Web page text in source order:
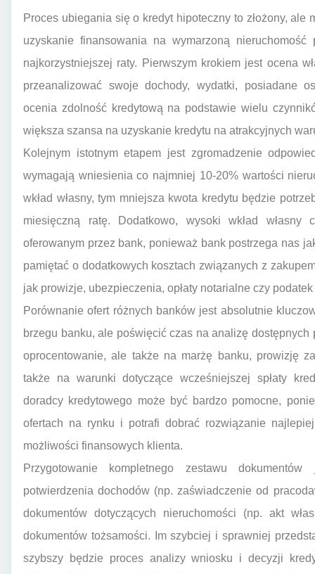
Proces ubiegania się o kredyt hipoteczny to złożony,
uzyskanie finansowania na wymarzoną
najkorzystniejszej raty. Pierwszym krokiem jest ocena
przeanalizować swoje dochody, wydatki, posiadane
ocenia zdolność kredytową na podstawie wielu
większa szansa na uzyskanie kredytu na atrakcyjnych
Kolejnym istotnym etapem jest zgromadzenie
wymagają wniesienia co najmniej 10-20% wartości
wkład własny, tym mniejsza kwota kredytu będzie
miesięczną ratę. Dodatkowo, wysoki wkład własny
oferowanym przez bank, ponieważ bank postrzega nas
pamiętać o dodatkowych kosztach związanych z
jak prowizje, ubezpieczenia, opłaty notarialne czy
Porównanie ofert różnych banków jest absolutnie
brzegu banku, ale poświęcić czas na analizę
oprocentowanie, ale także na marżę banku, prowizję
także na warunki dotyczące wcześniejszej spłaty
doradcy kredytowego może być bardzo pomocne,
ofertach na rynku i potrafi dobrać rozwiązanie
możliwości finansowych klienta.
Przygotowanie kompletnego zestawu
potwierdzenia dochodów (np. zaświadczenie od
dokumentów dotyczących nieruchomości (np. akt
dokumentów tożsamości. Im szybciej i sprawniej
szybszy będzie proces analizy wniosku i decyzji